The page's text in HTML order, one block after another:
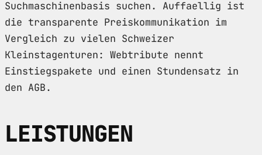
Suchmaschinenbasis suchen. Auffaellig ist
die transparente Preiskommunikation im
Vergleich zu vielen Schweizer
Kleinstagenturen: Webtribute nennt
Einstiegspakete und einen Stundensatz in
den AGB.
LEISTUNGEN